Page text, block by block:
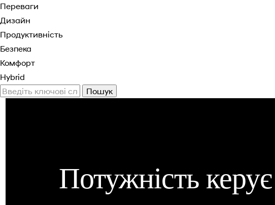
Переваги
Дизайн
Продуктивність
Безпека
Комфорт
Hybrid
Потужність керує